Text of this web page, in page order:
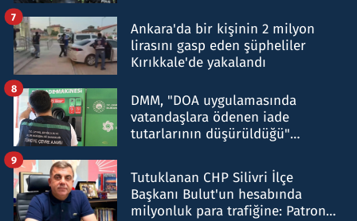
Ankara'da bir kişinin 2 milyon
lirasını gasp eden şüpheliler
Kırıkkale'de yakalandı
7
DMM, "DOA uygulamasında
vatandaşlara ödenen iade
tutarlarının düşürüldüğü"
8
Tutuklanan CHP Silivri İlçe
Başkanı Bulut'un hesabında
milyonluk para trafiğine: Patron
9